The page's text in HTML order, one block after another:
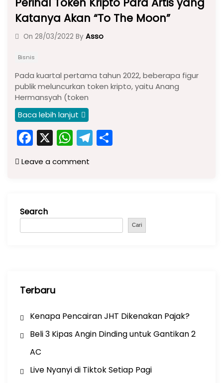
Katanya Akan “To The Moon”
On 28/03/2022 By Asso
Bisnis
Pada kuartal pertama tahun 2022, beberapa figur
publik meluncurkan token kripto, yaitu Anang
Hermansyah (token
Baca lebih lanjut
F
a
c
o
o
X W
h
a
p
p
T
el
m
Leave a comment
Search
Cari
Terbaru
Kenapa Pencairan JHT Dikenakan Pajak?
Beli 3 Kipas Angin Dinding untuk Gantikan 2
AC
Live Nyanyi di Tiktok Setiap Pagi